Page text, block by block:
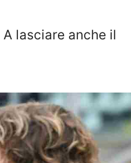
A lasciare anche il